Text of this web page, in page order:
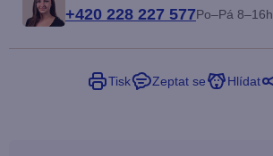
+420 228 227 577Po–Pá 8–16h
Tisk Zeptat se Hlídat